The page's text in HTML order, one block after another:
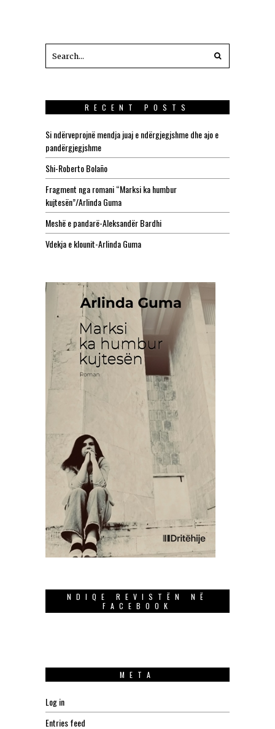
RECENT POSTS
Si ndërveprojnë mendja juaj e ndërgjegjshme dhe ajo e
pandërgjegjshme
Shi-Roberto Bolaño
Fragment nga romani “Marksi ka humbur
kujtesën”/Arlinda Guma
Meshë e pandarë-Aleksandër Bardhi
Vdekja e klounit-Arlinda Guma
NDIQE REVISTËN NË
FACEBOOK
META
Log in
Entries feed